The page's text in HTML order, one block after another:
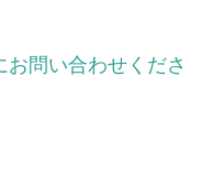
問い合わせくださ